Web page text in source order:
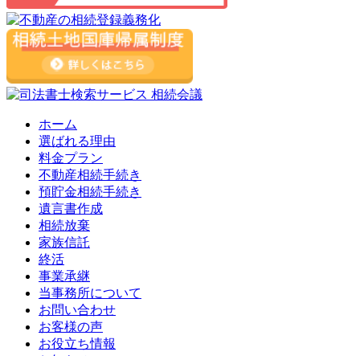
ホーム
選ばれる理由
料金プラン
不動産相続手続き
預貯金相続手続き
遺言書作成
相続放棄
家族信託
終活
事業承継
当事務所について
お問い合わせ
お客様の声
お役立ち情報